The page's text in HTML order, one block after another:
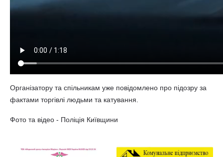
Організатору та спільникам уже повідомлено про підозру за
фактами торгівлі людьми та катування.
Фото та відео - Поліція Київщини